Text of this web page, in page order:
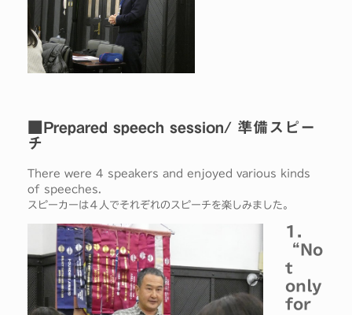
■Prepared speech session/ 準備スピー
チ
There were 4 speakers and enjoyed various kinds
of speeches.
スピーカーは４人でそれぞれのスピーチを楽しみました。
1.
“No
t
only
for